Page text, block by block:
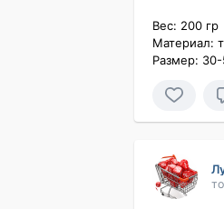
Вес: 200 гр
Материал:
Размер: